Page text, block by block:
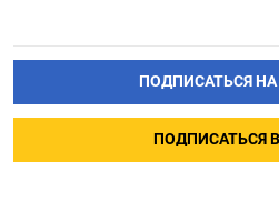
ПОДПИСАТЬСЯ
ПОДПИСАТЬСЯ В